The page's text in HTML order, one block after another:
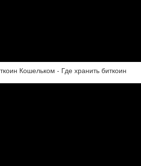
Кошельком - Где хранить биткоин